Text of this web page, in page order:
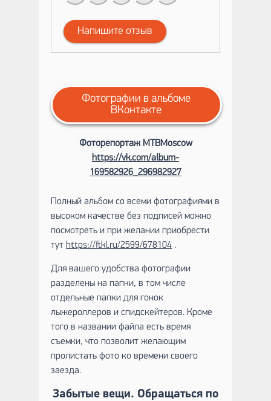
Напишите отзыв
Фотографии в альбоме
ВКонтакте
Фоторепортаж MTBMoscow
https://vk.com/album-
169582926_296982927
Полный альбом со всеми фотографиями в
высоком качестве без подписей можно
посмотреть и при желании приобрести
тут https://ftkl.ru/2599/678104 .
Для вашего удобства фотографии
разделены на папки, в том числе
отдельные папки для гонок
лыжероллеров и спидскейтеров. Кроме
того в названии файла есть время
съемки, что позволит желающим
пролистать фото ко времени своего
заезда.
Забытые вещи. Обращаться по